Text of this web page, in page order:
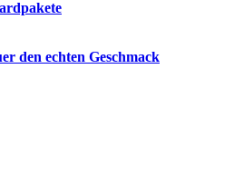
den echten Geschmack